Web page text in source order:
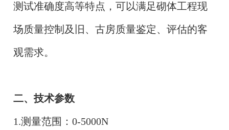
测试准确度高等特点，可以满足砌体工程现
场质量控制及旧、古房质量鉴定、评估的客
观需求。
二、技术参数
1.测量范围：0-5000N